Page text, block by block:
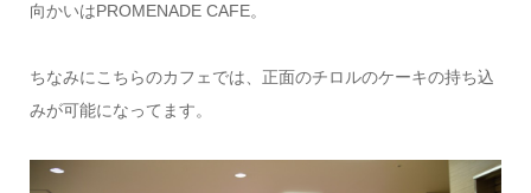
向かいはPROMENADE CAFE。
ちなみにこちらのカフェでは、正面のチロルのケーキの持ち込
みが可能になってます。